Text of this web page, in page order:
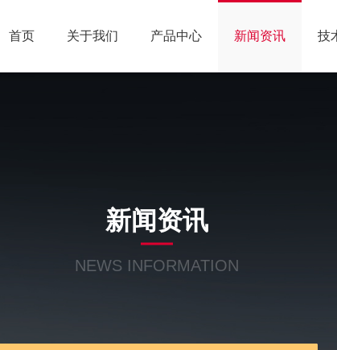
首页 关于我们 产品中心 新闻资讯 技
新闻资讯
NEWS INFORMATION